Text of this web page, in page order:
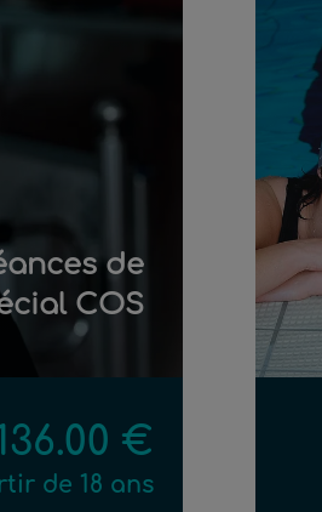
de
COS
€
de 18 ans